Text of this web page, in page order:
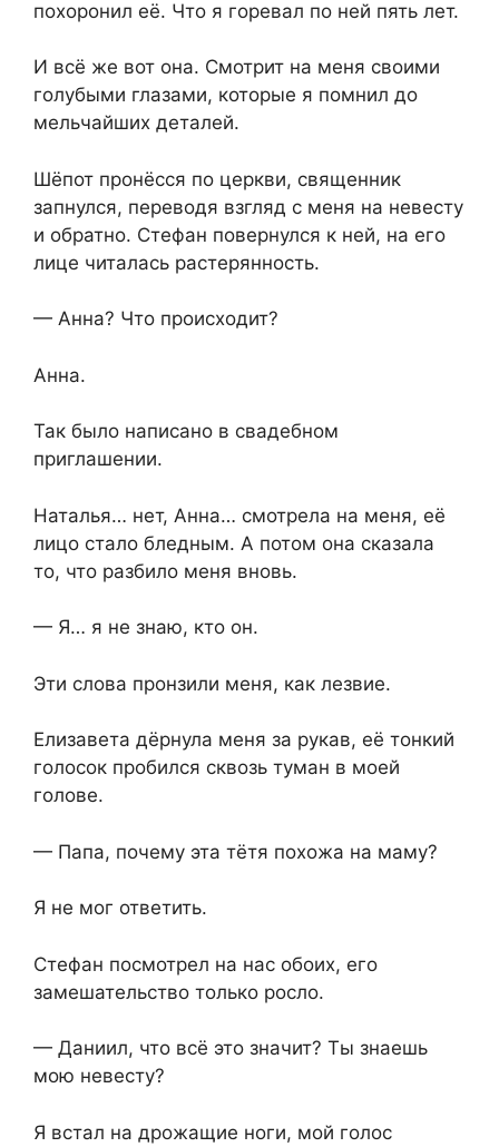
похоронил её. Что я горевал по ней пять лет.
И всё же вот она. Смотрит на меня своими
голубыми глазами, которые я помнил до
мельчайших деталей.
Шёпот пронёсся по церкви, священник
запнулся, переводя взгляд с меня на невесту
и обратно. Стефан повернулся к ней, на его
лице читалась растерянность.
— Анна? Что происходит?
Анна.
Так было написано в свадебном
приглашении.
Наталья… нет, Анна… смотрела на меня, её
лицо стало бледным. А потом она сказала
то, что разбило меня вновь.
— Я… я не знаю, кто он.
Эти слова пронзили меня, как лезвие.
Елизавета дёрнула меня за рукав, её тонкий
голосок пробился сквозь туман в моей
голове.
— Папа, почему эта тётя похожа на маму?
Я не мог ответить.
Стефан посмотрел на нас обоих, его
замешательство только росло.
— Даниил, что всё это значит? Ты знаешь
мою невесту?
Я встал на дрожащие ноги, мой голос